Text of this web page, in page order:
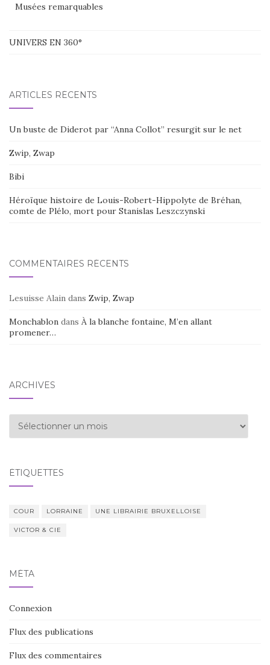
Musées remarquables
UNIVERS EN 360°
ARTICLES RÉCENTS
Un buste de Diderot par “Anna Collot” resurgit sur le net
Zwip, Zwap
Bibi
Héroïque histoire de Louis-Robert-Hippolyte de Bréhan,
comte de Plélo, mort pour Stanislas Leszczynski
COMMENTAIRES RÉCENTS
Lesuisse Alain dans Zwip, Zwap
Monchablon dans À la blanche fontaine, M’en allant
promener…
ARCHIVES
Archives
ÉTIQUETTES
COUR LORRAINE UNE LIBRAIRIE BRUXELLOISE
VICTOR & CIE
MÉTA
Connexion
Flux des publications
Flux des commentaires